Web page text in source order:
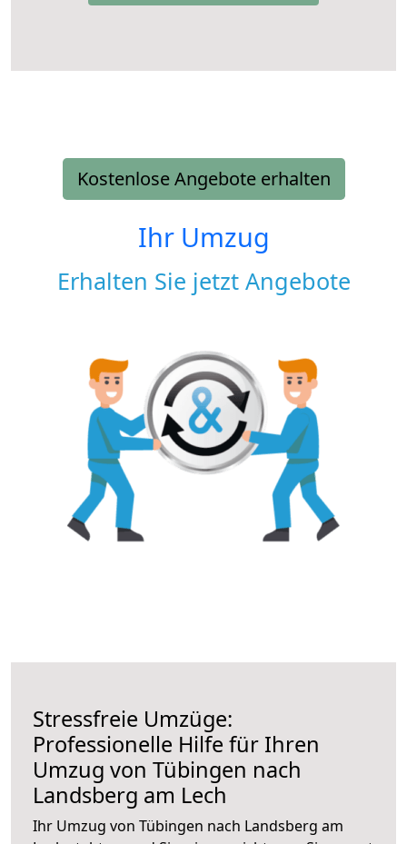
Kostenlose Angebote erhalten
Ihr Umzug
Erhalten Sie jetzt Angebote
Stressfreie Umzüge:
Professionelle Hilfe für Ihren
Umzug von Tübingen nach
Landsberg am Lech
Ihr Umzug von Tübingen nach Landsberg am